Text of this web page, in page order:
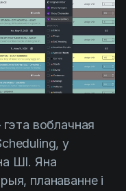
воблачная
у
ШІ. Яна
планаванне і